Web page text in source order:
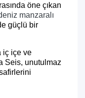
öne çıkan
manzaralı
güçlü bir
iç içe ve
Seis, unutulmaz